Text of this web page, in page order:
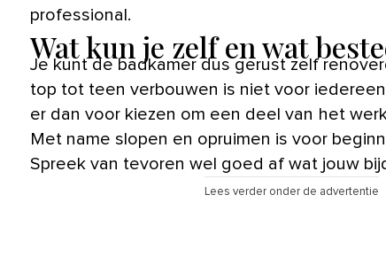
professional.
Wat kun je zelf en wat
Je kunt de badkamer dus gerust zelf
top tot teen verbouwen is niet voor
er dan voor kiezen om een deel van het
Met name slopen en opruimen is voor
Spreek van tevoren wel goed af wat jouw
Lees verder onder de advertentie